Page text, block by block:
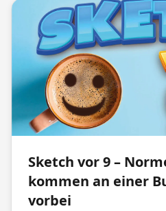
Sketch vor 9 –
kommen an einer
vorbei